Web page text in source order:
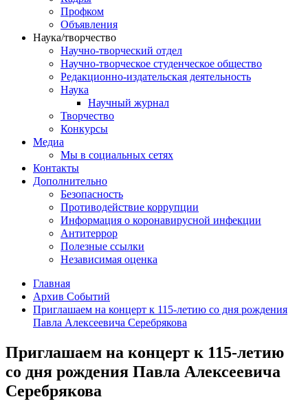
Профком
Объявления
Наука/творчество
Научно-творческий отдел
Научно-творческое студенческое общество
Редакционно-издательская деятельность
Наука
Научный журнал
Творчество
Конкурсы
Медиа
Мы в социальных сетях
Контакты
Дополнительно
Безопасность
Противодействие коррупции
Информация о коронавирусной инфекции
Антитеррор
Полезные ссылки
Независимая оценка
Главная
Архив Событий
Приглашаем на концерт к 115-летию со дня рождения
Павла Алексеевича Серебрякова
Приглашаем на концерт к 115-летию
со дня рождения Павла Алексеевича
Серебрякова